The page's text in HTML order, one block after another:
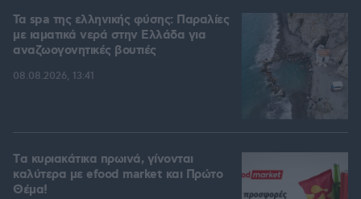
Τα spa της ελληνικής φύσης: Παραλίες
με ιαματικά νερά στην Ελλάδα για
αναζωογονητικές βουτιές
08.08.2026, 13:41
Tα κυριακάτικα πρωινά, γίνονται
καλύτερα με efood market και Πρώτο
Θέμα!